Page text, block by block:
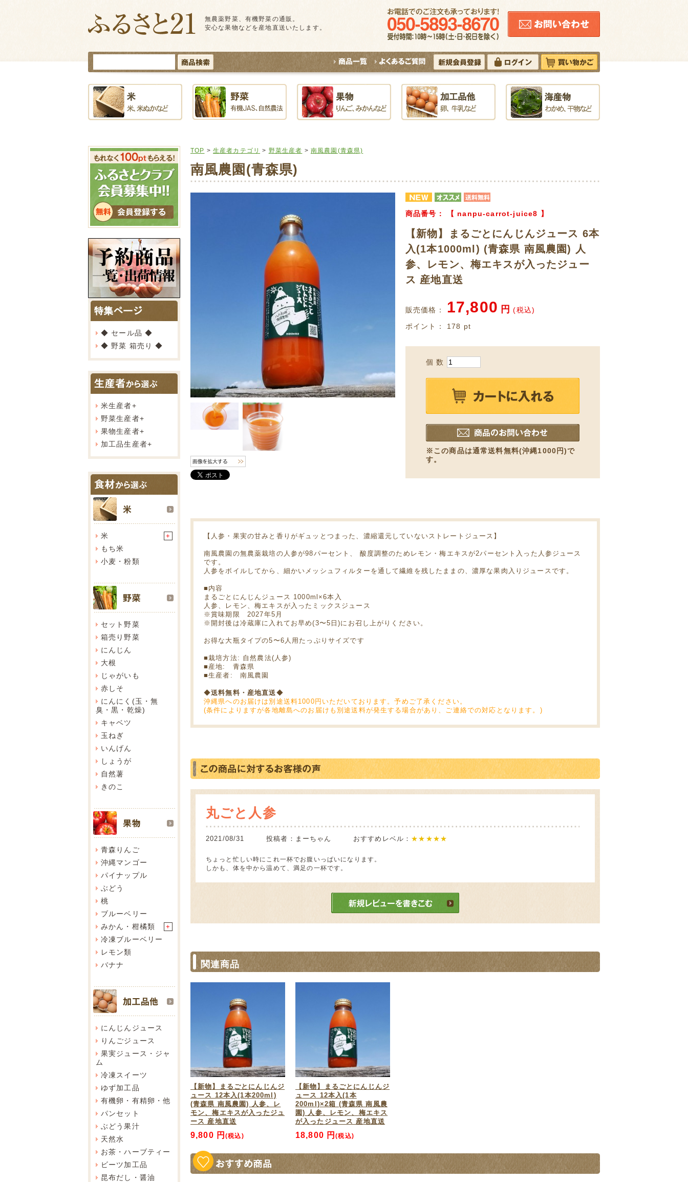
無農薬野菜、有機野菜の通販。
安心な果物などを産地直送いたします。
◆ セール品 ◆
◆ 野菜 箱売り ◆
米生産者+
野菜生産者+
果物生産者+
加工品生産者+
米 +
もち米
小麦・粉類
セット野菜
箱売り野菜
にんじん
大根
じゃがいも
赤しそ
にんにく(玉・無
臭・黒・乾燥)
キャベツ
玉ねぎ
いんげん
しょうが
自然薯
きのこ
青森りんご
沖縄マンゴー
パイナップル
ぶどう
桃
ブルーベリー
みかん・柑橘類
+
冷凍ブルーベリー
レモン類
バナナ
にんじんジュース
りんごジュース
果実ジュース・ジャ
ム
冷凍スイーツ
ゆず加工品
有機卵・有精卵・他
パンセット
ぶどう果汁
天然水
お茶・ハーブティー
ビーツ加工品
昆布だし・醤油
TOP > 生産者カテゴリ > 野菜生産者 > 南風農園(青森県)
南風農園(青森県)
商品番号： 【 nanpu-carrot-juice8 】
【新物】まるごとにんじんジュース 6本
入(1本1000ml) (青森県 南風農園) 人
参、レモン、梅エキスが入ったジュー
ス 産地直送
販売価格： 17,800 円 (税込)
ポイント： 178 pt
個 数
※この商品は通常送料無料(沖縄1000円)で
す。
【人参・果実の甘みと香りがギュッとつまった、濃縮還元していないストレートジュース】
南風農園の無農薬栽培の人参が98パーセント、 酸度調整のためレモン・梅エキスが2パーセント入った人参ジュース
です。
人参をボイルしてから、細かいメッシュフィルターを通して繊維を残したままの、濃厚な果肉入りジュースです。
■内容
まるごとにんじんジュース 1000ml×6本入
人参、レモン、梅エキスが入ったミックスジュース
※賞味期限 2027年5月
※開封後は冷蔵庫に入れてお早め(3〜5日)にお召し上がりください。
お得な大瓶タイプの5〜6人用たっぷりサイズです
■栽培方法: 自然農法(人参)
■産地: 青森県
■生産者: 南風農園
◆送料無料・産地直送◆
沖縄県へのお届けは別途送料1000円いただいております。予めご了承ください。
(条件によりますが各地離島へのお届けも別途送料が発生する場合があり、ご連絡での対応となります。)
丸ごと人参
2021/08/31 投稿者：まーちゃん おすすめレベル： ★★★★★
ちょっと忙しい時にこれ一杯でお腹いっぱいになります。
しかも、体を中から温めて、満足の一杯です。
関連商品
【新物】まるごとにんじんジ
ュース 12本入(1本200ml)
(青森県 南風農園) 人参、レ
モン、梅エキスが入ったジュ
ース 産地直送
9,800 円(税込)
【新物】まるごとにんじんジ
ュース 12本入(1本
200ml)×2箱 (青森県 南風農
園) 人参、レモン、梅エキス
が入ったジュース 産地直送
18,800 円(税込)